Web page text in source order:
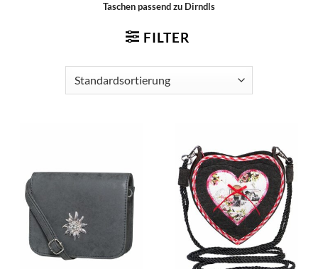
Taschen passend zu Dirndls
FILTER